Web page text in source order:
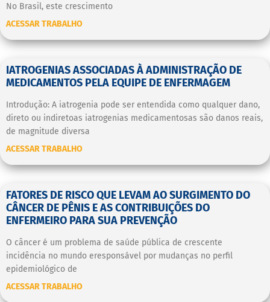
No Brasil, este crescimento
ACESSAR TRABALHO
IATROGENIAS ASSOCIADAS À ADMINISTRAÇÃO DE
MEDICAMENTOS PELA EQUIPE DE ENFERMAGEM
Introdução: A iatrogenia pode ser entendida como qualquer dano,
direto ou indiretoas iatrogenias medicamentosas são danos reais,
de magnitude diversa
ACESSAR TRABALHO
FATORES DE RISCO QUE LEVAM AO SURGIMENTO DO
CÂNCER DE PÊNIS E AS CONTRIBUIÇÕES DO
ENFERMEIRO PARA SUA PREVENÇÃO
O câncer é um problema de saúde pública de crescente
incidência no mundo eresponsável por mudanças no perfil
epidemiológico de
ACESSAR TRABALHO